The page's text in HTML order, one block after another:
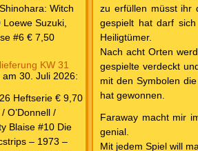
Witch
Suzuki,
#6 € 7,50
KW 31
am 30. Juli 2026:
Heftserie € 9,70
O’Donnell /
Blaise #10 Die
– 1973 –
zu erfüllen müsst ihr
gespielt hat darf
Heiligtümer.
Nach acht Orten
gespielte verdeckt
mit den Symbolen
hat gewonnen.
Faraway macht mir
genial.
Mit jedem Spiel will